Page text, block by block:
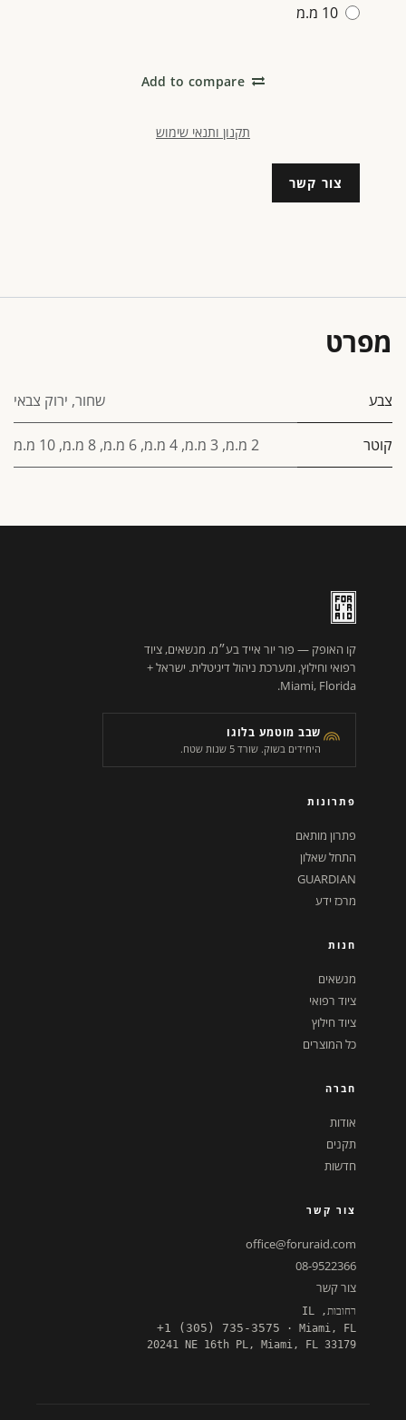
10 מ.מ
Add to compare
תקנון ותנאי שימוש
צור קשר
מפרט
צבע שחור, ירוק צבאי
קוטר 2 מ.מ , 3 מ.מ , 4 מ.מ , 6 מ.מ , 8 מ.מ , 10 מ.מ
קו האופק — פור יור אייד בע״מ. מנשאים, ציוד
רפואי וחילוץ, ומערכת ניהול דיגיטלית. ישראל +
Miami, Florida.
שבב מוטמע בלוגו
היחידים בשוק. שורד 5 שנות שטח.
פתרונות
פתרון מותאם
התחל שאלון
GUARDIAN
מרכז ידע
חנות
מנשאים
ציוד רפואי
ציוד חילוץ
כל המוצרים
חברה
אודות
תקנים
חדשות
צור קשר
office@foruraid.com
08-9522366
צור קשר
רחובות, IL
+1 (305) 735-3575 · Miami, FL
20241 NE 16th PL, Miami, FL 33179